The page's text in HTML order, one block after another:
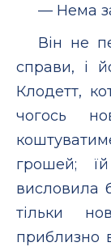
— Нема
Він не
справи, і
Клодетт,
чогось
грошей;
висловила
тільки
приблизно